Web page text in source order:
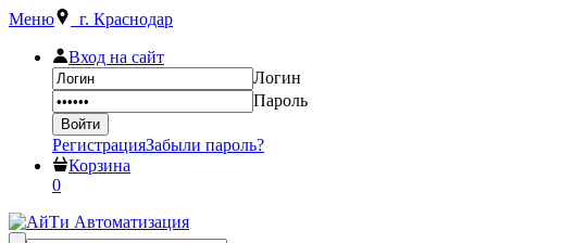
Меню г. Краснодар
Вход на сайт
Логин
Пароль
РегистрацияЗабыли пароль?
Корзина
0